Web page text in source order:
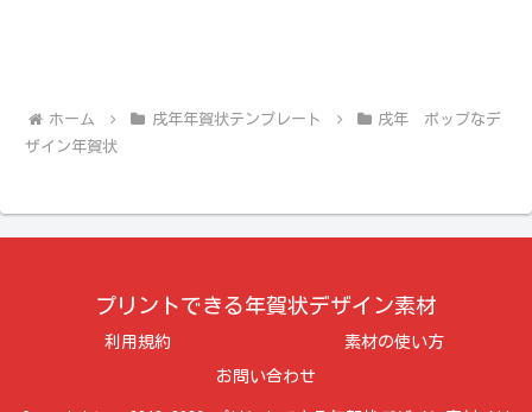
ホーム 戌年年賀状テンプレート
戌年 ポップなデ
ザイン年賀状
プリントできる年賀状デザイン素材
利用規約 素材の使い方
お問い合わせ